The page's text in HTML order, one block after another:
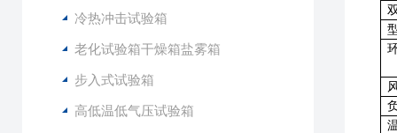
冷热冲击试验箱
老化试验箱干燥箱盐雾箱
步入式试验箱
高低温低气压试验箱